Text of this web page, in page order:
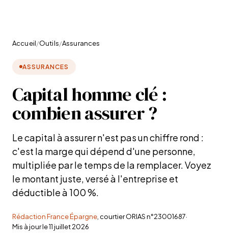
Accueil/Outils/Assurances
ASSURANCES
Capital homme clé :
combien assurer ?
Le capital à assurer n'est pas un chiffre rond :
c'est la marge qui dépend d'une personne,
multipliée par le temps de la remplacer. Voyez
le montant juste, versé à l'entreprise et
déductible à 100 %.
Rédaction France Épargne , courtier ORIAS n°23001687·
Mis à jour le11 juillet 2026